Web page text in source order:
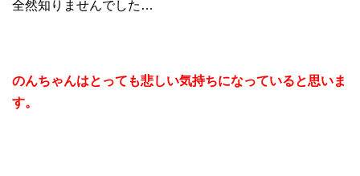
全然知りませんでした…
のんちゃんはとっても悲しい気持ちになっていると思いま
す。